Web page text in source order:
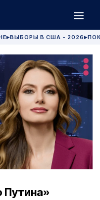
▶ВЫБОРЫ В США - 2026 ▶
Путина»